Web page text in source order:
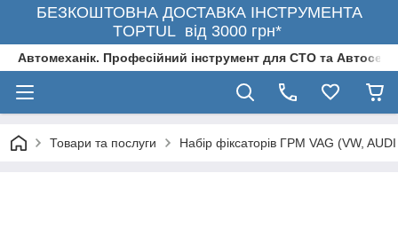
БЕЗКОШТОВНА ДОСТАВКА ІНСТРУМЕНТА
TOPTUL від 3000 грн*
Автомеханік. Професійний інструмент для СТО та
Товари та послуги Набір фіксаторів ГРМ VAG (VW,